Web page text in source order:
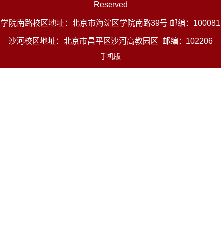
Reserved
学院南路校区地址：北京市海淀区学院南路39号 邮编：100081
沙河校区地址：北京市昌平区沙河高教园区 邮编：102206
手机版